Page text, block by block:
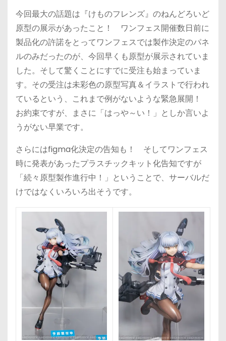
今回最大の話題は『けものフレンズ』のねんどろいど
原型の展示があったこと！ ワンフェス開催数日前に
製品化の許諾をとってワンフェスでは製作決定のパネ
ルのみだったのが、今回早くも原型が展示されていま
した。そして驚くことにすでに受注も始まっていま
す。その受注は未彩色の原型写真＆イラストで行われ
ているという、これまで例がないような緊急展開！
お約束ですが、まさに「はっや～い！」としか言いよ
うがない早業です。
さらにはfigma化決定の告知も！ そしてワンフェス
時に発表があったプラスチックキット化告知ですが
「続々原型製作進行中！」ということで、サーバルだ
けではなくいろいろ出そうです。